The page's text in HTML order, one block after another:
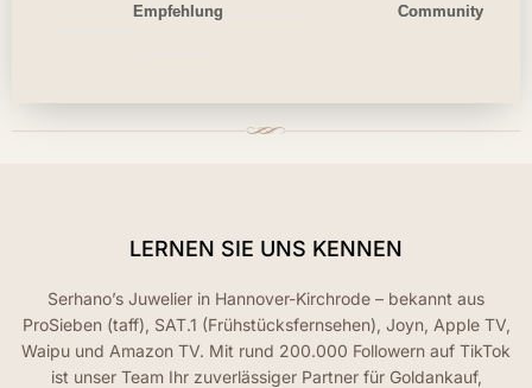
Empfehlung Community
LERNEN SIE UNS KENNEN
Serhano’s Juwelier in Hannover-Kirchrode – bekannt aus
ProSieben (taff), SAT.1 (Frühstücksfernsehen), Joyn, Apple TV,
Waipu und Amazon TV. Mit rund 200.000 Followern auf TikTok
ist unser Team Ihr zuverlässiger Partner für Goldankauf,